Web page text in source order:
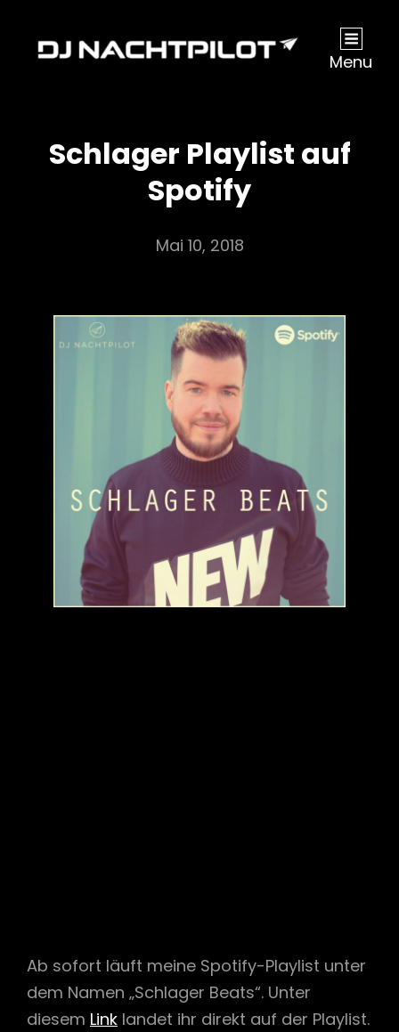
Menu
Schlager Playlist auf
Spotify
Mai 10, 2018
Ab sofort läuft meine Spotify-Playlist unter
dem Namen „Schlager Beats“. Unter
diesem Link landet ihr direkt auf der Playlist.